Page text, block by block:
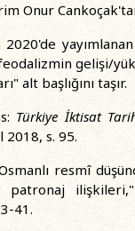
Onur
yayımlanan
gelişi/
alt başlığını taşır.
Türkiye İktisat
2018, s. 95.
resmî
patronaj ilişkileri,"
41.